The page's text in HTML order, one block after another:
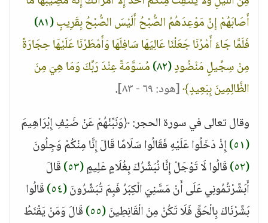
أَصَابَهُمْ إِنَّ مَوْعِدَهُمُ الصُّبْحُ أَلَيْسَ الصُّبْحُ بِقَرِيبٍ(٨١)
فَلَمَّا جَاءَ أَمْرُنَا جَعَلْنَا عَالِيَهَا سَافِلَهَا وَأَمْطَرْنَا عَلَيْهَا حِجَارَةً
مِنْ سِجِّيلٍ مَنْضُودٍ(٨٢)
مُسَوَّمَةً عِنْدَ رَبِّكَ وَمَا هِيَ مِنَ
الظَّالِمِينَ بِبَعِيدٍ﴾[هود: ٦٩ - ٨٣]
.
وقال تعالى في سورة الحجر: ﴿وَنَبِّئْهُمْ عَنْ ضَيْفِ إِبْرَاهِيمَ
(٥١)
إِذْ دَخَلُوا عَلَيْهِ فَقَالُوا سَلَامًا قَالَ إِنَّا مِنْكُمْ وَجِلُونَ
(٥٢)
قَالُوا لَا تَوْجَلْ إِنَّا نُبَشِّرُكَ بِغُلَامٍ عَلِيمٍ(٥٣)
قَالَ
أَبَشَّرْتُمُونِي عَلَى أَنْ مَسَّنِيَ الْكِبَرُ فَبِمَ تُبَشِّرُونَ(٥٤)
قَالُوا
بَشَّرْنَاكَ بِالْحَقِّ فَلَا تَكُنْ مِنَ الْقَانِطِينَ(٥٥)
قَالَ وَمَنْ يَقْنَطُ